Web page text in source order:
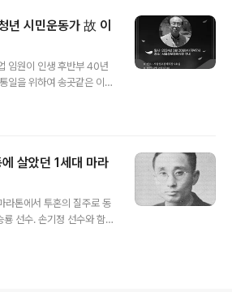
시민운동가 故 이
임원이 인생 후반부 40년
일을 위하여 송곳같은 이성
민연대' 이상철 상임고문
을 기리는 추모의 밤 행사
장례식장 2층 예식실에서
40분. 고 이상철 선생님 약
년대 부산시체육회 이사
품 전무이사, 1980년대 롯
살았던 1세대 마라
톤에서 투혼의 질주로 동
선수. 손기정 선수와 함께
변원신 어르신과 원로이